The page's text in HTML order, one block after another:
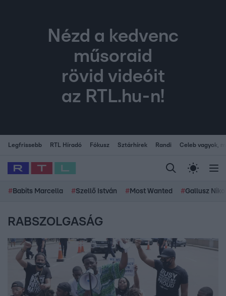
Nézd a kedvenc
műsoraid
rövid videóit
az RTL.hu-n!
Legfrissebb RTL Híradó Fókusz Sztárhírek Randi Celeb vagyok,
# Babits Marcella #Szellő István # Most Wanted #Gallusz
RABSZOLGASÁG